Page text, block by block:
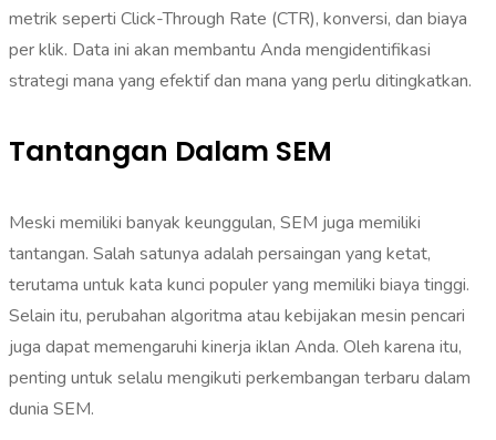
metrik seperti Click-Through Rate (CTR), konversi, dan biaya
per klik. Data ini akan membantu Anda mengidentifikasi
strategi mana yang efektif dan mana yang perlu ditingkatkan.‎
Tantangan Dalam SEM
Meski memiliki banyak keunggulan, SEM juga memiliki
tantangan. Salah satunya adalah persaingan yang ketat,
terutama untuk kata kunci populer yang memiliki biaya tinggi.
Selain itu, perubahan algoritma atau kebijakan mesin pencari
juga dapat memengaruhi kinerja iklan Anda. Oleh karena itu,
penting untuk selalu mengikuti perkembangan terbaru dalam
dunia SEM.